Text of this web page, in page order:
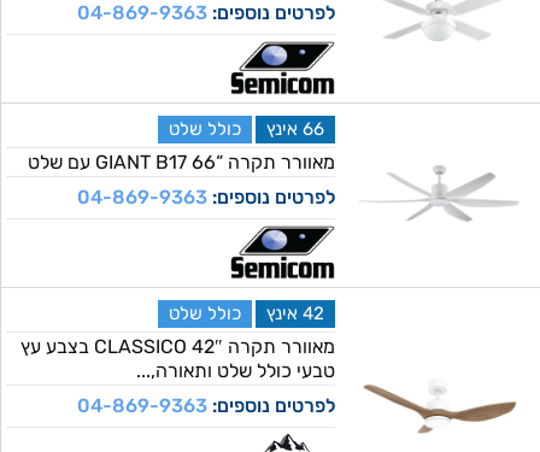
לפרטים נוספים:04-869-9363
66 אינץ כולל שלט
מאוורר תקרה “GIANT B17 66 עם שלט
לפרטים נוספים:04-869-9363
42 אינץ כולל שלט
מאוורר תקרה 42″ CLASSICO בצבע עץ
טבעי כולל שלט ותאורה,...
לפרטים נוספים:04-869-9363